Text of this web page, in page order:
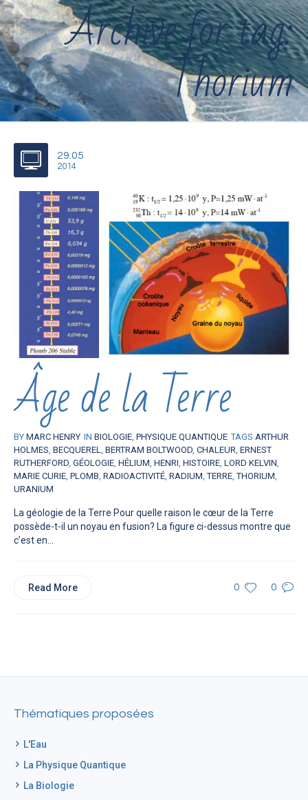
Archive for tag:
Thorium
29.05
2014
Âge de la Terre
BY MARC HENRY IN BIOLOGIE, PHYSIQUE QUANTIQUE TAGS ARTHUR
HOLMES, BECQUEREL, BERTRAM BOLTWOOD, CHALEUR, ERNEST
RUTHERFORD, GÉOLOGIE, HÉLIUM, HENRI, HISTOIRE, LORD KELVIN,
MARIE CURIE, PLOMB, RADIOACTIVITÉ, RADIUM,TERRE,THORIUM,
URANIUM
La géologie de la Terre Pour quelle raison le cœur de la Terre
possède-t-il un noyau en fusion? La figure ci-dessus montre que
c’est en...
0 0
Read More
Thématiques proposées
L'Eau
La Physique Quantique
La Biologie